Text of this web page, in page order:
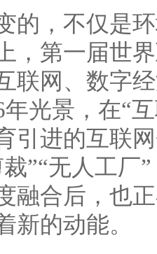
，不仅是环
，第一届世
联网、数字
光景，在“
引进的互联
”“无人工厂
融合后，也
新的动能。